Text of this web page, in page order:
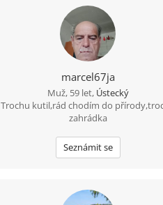
marcel67ja
Muž, 59 let, Ústecký
Trochu kutil,rád chodím do
zahrádka
Seznámit se